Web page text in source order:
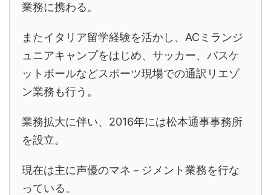
業務に携わる。
またイタリア留学経験を活かし、ACミランジ
ュニアキャンプをはじめ、サッカー、バスケ
ットボールなどスポーツ現場での通訳リエゾ
ン業務も行う。
業務拡大に伴い、2016年には松本通事事務所
を設立。
現在は主に声優のマネ－ジメント業務を行な
っている。